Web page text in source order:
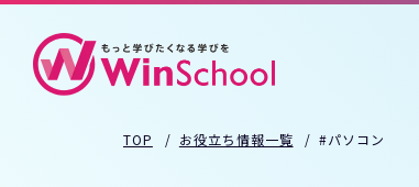
TOP お役立ち情報一覧 #パソコン